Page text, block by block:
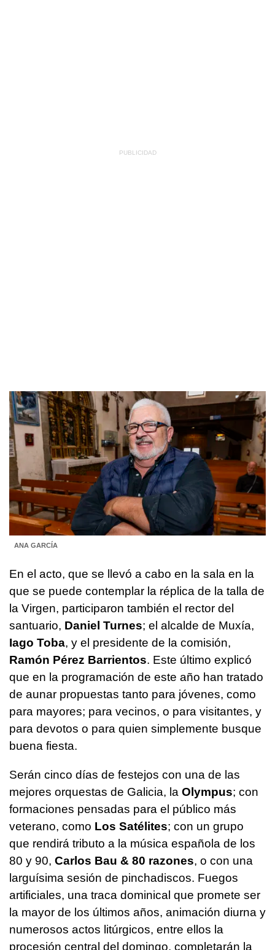
ANA GARCÍA
En el acto, que se llevó a cabo en la sala en la
que se puede contemplar la réplica de la talla de
la Virgen, participaron también el rector del
santuario, Daniel Turnes; el alcalde de Muxía,
Iago Toba, y el presidente de la comisión,
Ramón Pérez Barrientos. Este último explicó
que en la programación de este año han tratado
de aunar propuestas tanto para jóvenes, como
para mayores; para vecinos, o para visitantes, y
para devotos o para quien simplemente busque
buena fiesta.
Serán cinco días de festejos con una de las
mejores orquestas de Galicia, la Olympus; con
formaciones pensadas para el público más
veterano, como Los Satélites; con un grupo
que rendirá tributo a la música española de los
80 y 90, Carlos Bau & 80 razones, o con una
larguísima sesión de pinchadiscos. Fuegos
artificiales, una traca dominical que promete ser
la mayor de los últimos años, animación diurna y
numerosos actos litúrgicos, entre ellos la
procesión central del domingo, completarán la